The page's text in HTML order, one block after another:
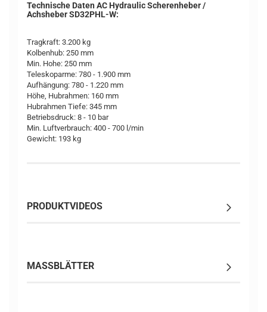
Technische Daten AC Hydraulic Scherenheber /
Achsheber SD32PHL-W:
Tragkraft: 3.200 kg
Kolbenhub: 250 mm
Min. Hohe: 250 mm
Teleskoparme: 780 - 1.900 mm
Aufhängung: 780 - 1.220 mm
Höhe, Hubrahmen: 160 mm
Hubrahmen Tiefe: 345 mm
Betriebsdruck: 8 - 10 bar
Min. Luftverbrauch: 400 - 700 l/min
Gewicht: 193 kg
PRODUKTVIDEOS
MASSBLÄTTER